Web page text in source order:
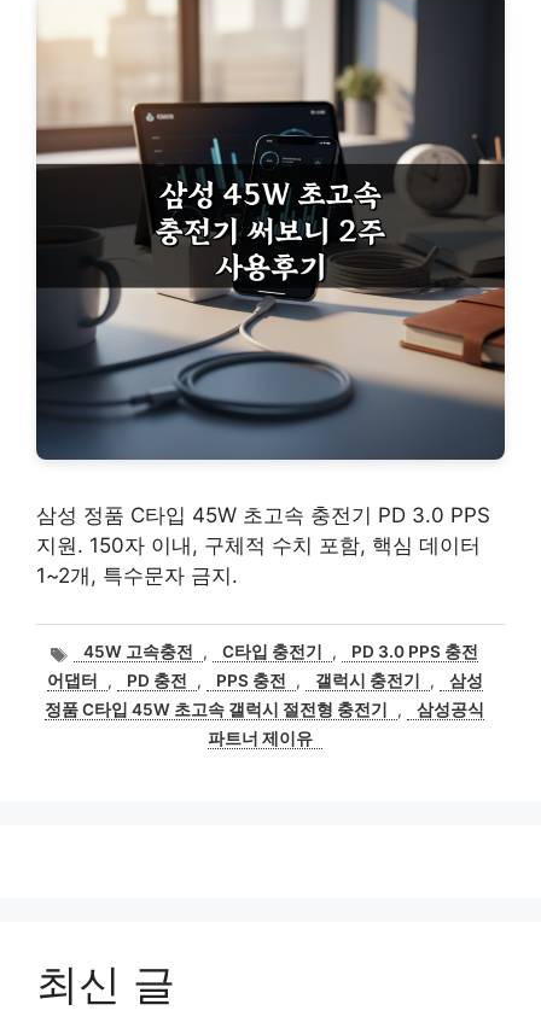
삼성 정품 C타입 45W 초고속 충전기 PD 3.0 PPS
지원. 150자 이내, 구체적 수치 포함, 핵심 데이터
1~2개, 특수문자 금지.
태
그
45W 고속충전 , C타입 충전기 ,
PD 3.0 PPS 충전
어댑터
, PD 충전 , PPS 충전 , 갤럭시 충전기 ,
삼성
정품 C타입 45W 초고속 갤럭시 절전형 충전기
,
삼성공식
파트너 제이유
최신 글